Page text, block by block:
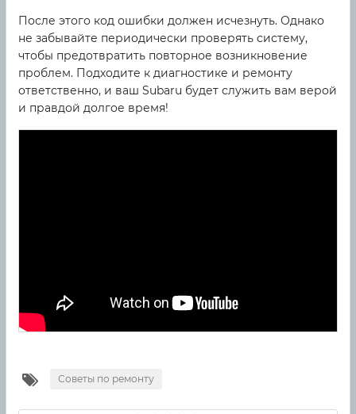
После этого код ошибки должен исчезнуть. Однако
не забывайте периодически проверять систему,
чтобы предотвратить повторное возникновение
проблем. Подходите к диагностике и ремонту
ответственно, и ваш Subaru будет служить вам верой
и правдой долгое время!
Советы по ремонту